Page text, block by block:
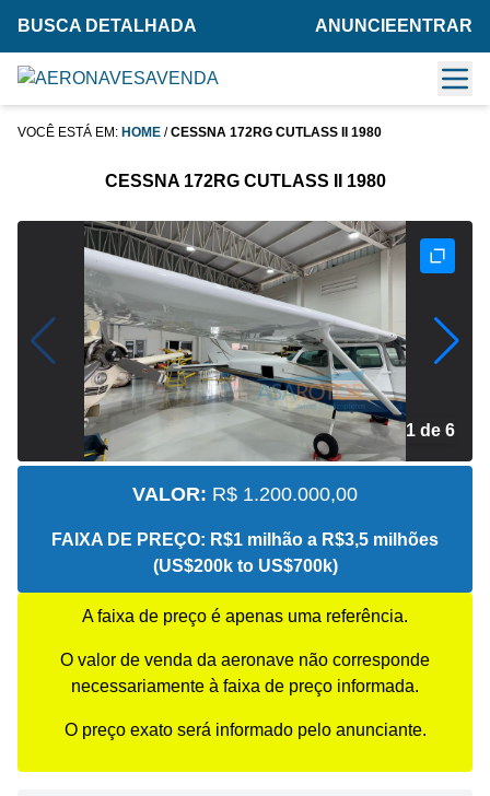
BUSCA DETALHADA ANUNCIE ENTRAR
VOCÊ ESTÁ EM: HOME /CESSNA 172RG CUTLASS II 1980
CESSNA 172RG CUTLASS II 1980
2 de 6
VALOR: R$ 1.200.000,00
FAIXA DE PREÇO: R$1 milhão a R$3,5 milhões
(US$200k to US$700k)
A faixa de preço é apenas uma referência.
O valor de venda da aeronave não corresponde
necessariamente à faixa de preço informada.
O preço exato será informado pelo anunciante.